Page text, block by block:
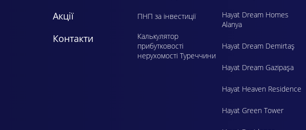
Акції
Контакти
ПНП за інвестиції
Калькулятор
прибутковості
нерухомості Туреччини
Hayat Dream Homes
Alanya
Hayat Dream Demirtaş
Hayat Dream Gazipaşa
Hayat Heaven Residence
Hayat Green Tower